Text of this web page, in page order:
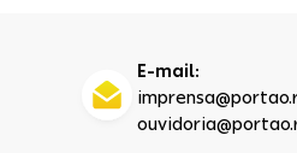
E-mail: